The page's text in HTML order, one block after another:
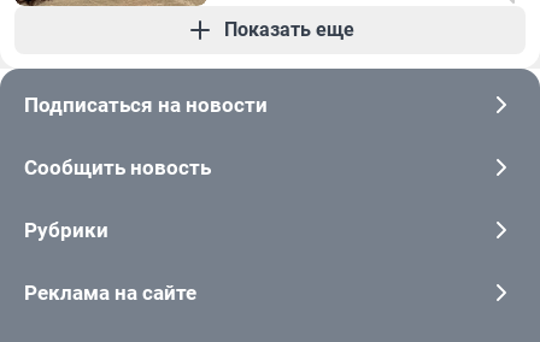
Показать еще
Подписаться на новости
Сообщить новость
Рубрики
Реклама на сайте